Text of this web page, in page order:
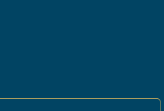
olmalı.